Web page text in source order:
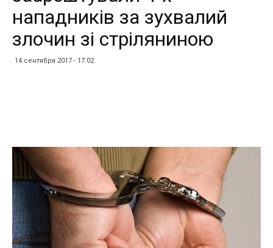
нападників за зухвалий
злочин зі стріляниною
14 сентября 2017 - 17:02